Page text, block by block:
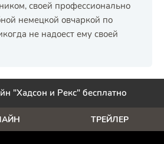
своей профессионально
немецкой овчаркой по
не надоест ему своей
"Хадсон и Рекс" бесплатно
ТРЕЙЛЕР